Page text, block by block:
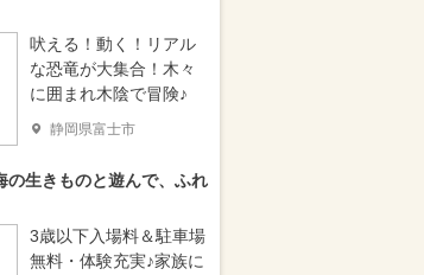
吠える！動く！リアル
な恐竜が大集合！木々
に囲まれ木陰で冒険♪
静岡県富士市
の生きものと遊んで、ふれ
3歳以下入場料＆駐車場
無料・体験充実♪家族に